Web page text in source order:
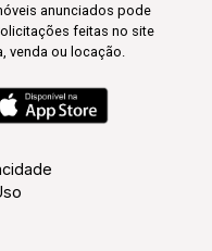
anunciados pode
feitas no site
venda ou locação.